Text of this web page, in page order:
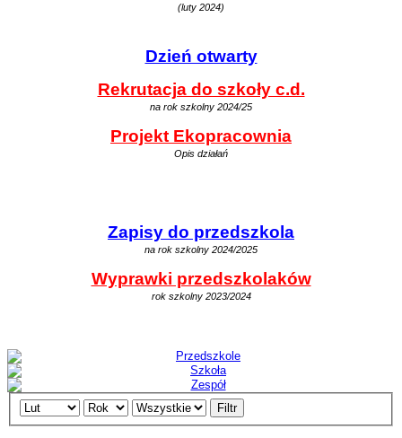
(luty 2024)
Dzień otwarty
Rekrutacja do szkoły c.d.
na rok szkolny 2024/25
Projekt Ekopracownia
Opis działań
Zapisy do przedszkola
na rok szkolny 2024/2025
Wyprawki przedszkolaków
rok szkolny 2023/2024
Filtr